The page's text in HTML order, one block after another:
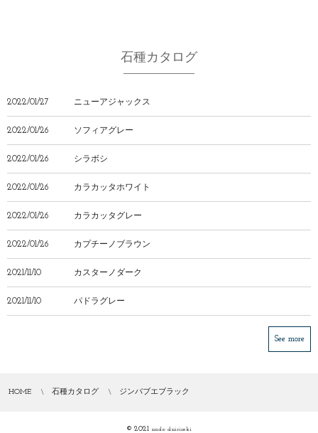
石種カタログ
2022/01/27 ニューアジャックス
2022/01/26 ソフィアグレー
2022/01/26 シラボシ
2022/01/26 カラカッタホワイト
2022/01/26 カラカッタグレー
2022/01/26 カプチーノブラウン
2021/11/10 カスターノダーク
2021/11/10 パドラグレー
See more
HOME 石種カタログ ジンバブエブラック
© 2021 ando dairiseki